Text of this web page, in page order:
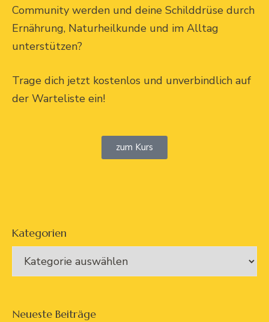
Community werden und deine Schilddrüse durch
Ernährung, Naturheilkunde und im Alltag
unterstützen?
Trage dich jetzt kostenlos und unverbindlich auf
der Warteliste ein!
zum Kurs
Kategorien
Neueste Beiträge